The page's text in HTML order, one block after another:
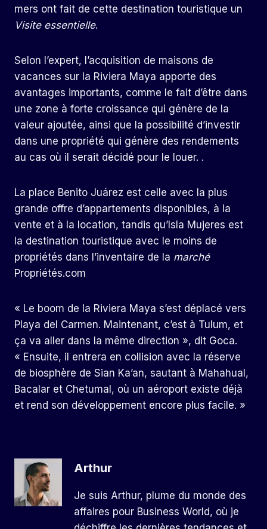
mers ont fait de cette destination touristique un
Visite essentielle.
Selon l’expert, l’acquisition de maisons de
vacances sur la Riviera Maya apporte des
avantages importants, comme le fait d’être dans
une zone à forte croissance qui génère de la
valeur ajoutée, ainsi que la possibilité d’investir
dans une propriété qui génère des rendements
au cas où il serait décidé pour le louer. .
La place Benito Juárez est celle avec la plus
grande offre d’appartements disponibles, à la
vente et à la location, tandis qu’Isla Mujeres est
la destination touristique avec le moins de
propriétés dans l’inventaire de la marché
Propriétés.com
« Le boom de la Riviera Maya s’est déplacé vers
Playa del Carmen. Maintenant, c’est à Tulum, et
ça va aller dans la même direction », dit Goca.
« Ensuite, il entrera en collision avec la réserve
de biosphère de Sian Ka’an, sautant à Mahahual,
Bacalar et Chetumal, où un aéroport existe déjà
et rend son développement encore plus facile. »
Arthur
Je suis Arthur, plume du monde des
affaires pour Business World, où je